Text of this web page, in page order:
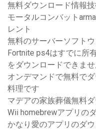
無料ダウンロード情報
モータルコンバット
レント
無料のサーバーソフト
Fortnite ps4はすでに所
をダウンロードできま
オンデマンドで無料で
料理です
マデアの家族葬儀無料
Wii homebrewアプリの
かなり愛のアプリのダ